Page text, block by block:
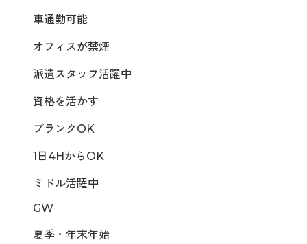
車通勤可能
オフィスが禁煙
派遣スタッフ活躍中
資格を活かす
ブランクOK
1日4HからOK
ミドル活躍中
GW
夏季・年末年始